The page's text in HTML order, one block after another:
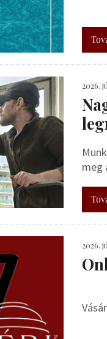
2026.
meg
2026.